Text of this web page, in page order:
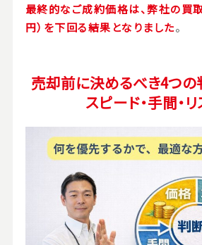
最終的なご成約価格は、弊社の買
円）を下回る結果となりました。
売却前に決めるべき4つの
スピード・手間・リ